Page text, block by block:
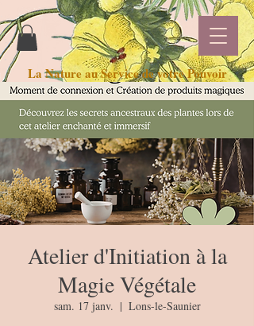
La Nature au Service de votre Pouvoir
Atelier d'Initiation à la
Magie Végétale
sam. 17 janv.
  |
Lons-le-Saunier